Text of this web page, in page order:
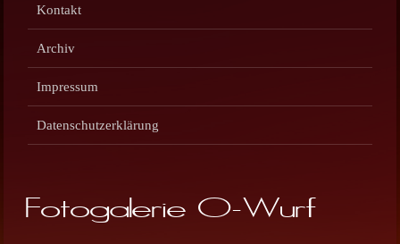
Kontakt
Archiv
Impressum
Datenschutzerklärung
Fotogalerie O-Wurf